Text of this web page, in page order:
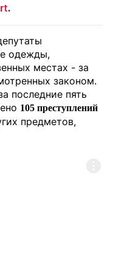
.
одежды,
местах - за
законом.
последние пять
105 преступлений
предметов,